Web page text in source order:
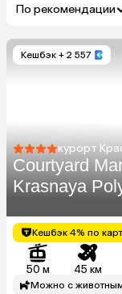
По рекомендации
Кешбэк + 2 557
курорт
Courtyard
Krasnaya
Кешбэк 4% по
50 м 45 км
Можно с